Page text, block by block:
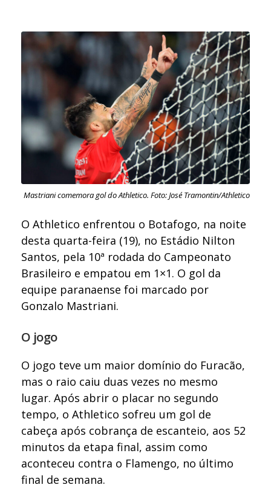
Mastriani comemora gol do Athletico. Foto: José Tramontin/Athletico
O Athletico enfrentou o Botafogo, na noite
desta quarta-feira (19), no Estádio Nilton
Santos, pela 10ª rodada do Campeonato
Brasileiro e empatou em 1×1. O gol da
equipe paranaense foi marcado por
Gonzalo Mastriani.
O jogo
O jogo teve um maior domínio do Furacão,
mas o raio caiu duas vezes no mesmo
lugar. Após abrir o placar no segundo
tempo, o Athletico sofreu um gol de
cabeça após cobrança de escanteio, aos 52
minutos da etapa final, assim como
aconteceu contra o Flamengo, no último
final de semana.